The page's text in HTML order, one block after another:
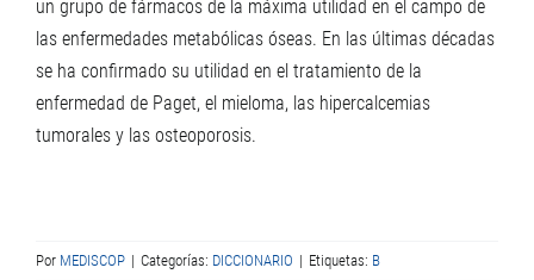
un grupo de fármacos de la máxima utilidad en el campo de
las enfermedades metabólicas óseas. En las últimas décadas
se ha confirmado su utilidad en el tratamiento de la
enfermedad de Paget, el mieloma, las hipercalcemias
tumorales y las osteoporosis.
Por MEDISCOP | Categorías: DICCIONARIO | Etiquetas: B